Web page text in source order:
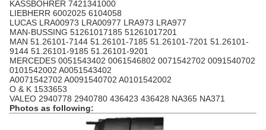
KASSBOHRER 7421341000
LIEBHERR 6002025 6104058
LUCAS LRA00973 LRA00977 LRA973 LRA977
MAN-BUSSING 51261017185 51261017201
MAN 51.26101-7144 51.26101-7185 51.26101-7201 51.26101-
9144 51.26101-9185 51.26101-9201
MERCEDES 0051543402 0061546802 0071542702 0091540702
0101542002 A0051543402
A0071542702 A0091540702 A0101542002
O & K 1533653
VALEO 2940778 2940780 436423 436428 NA365 NA371
Photos as following: